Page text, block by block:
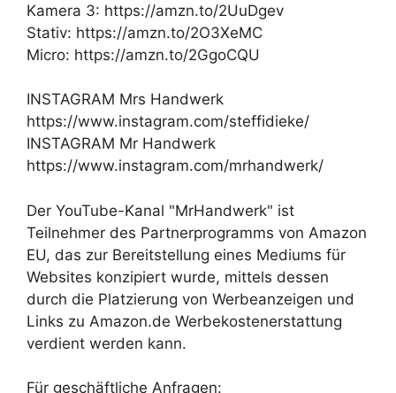
Kamera 3: https://amzn.to/2UuDgev
Stativ: https://amzn.to/2O3XeMC
Micro: https://amzn.to/2GgoCQU
INSTAGRAM Mrs Handwerk
https://www.instagram.com/steffidieke/
INSTAGRAM Mr Handwerk
https://www.instagram.com/mrhandwerk/
Der YouTube-Kanal "MrHandwerk" ist
Teilnehmer des Partnerprogramms von Amazon
EU, das zur Bereitstellung eines Mediums für
Websites konzipiert wurde, mittels dessen
durch die Platzierung von Werbeanzeigen und
Links zu Amazon.de Werbekostenerstattung
verdient werden kann.
Für geschäftliche Anfragen: